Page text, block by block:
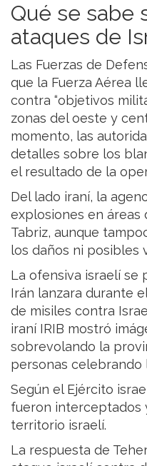
Qué se sabe
ataques de
Las Fuerzas de
que la Fuerza Aérea
contra “objetivos
zonas del oeste y
momento, las
detalles sobre los
el resultado de la
Del lado iraní, la
explosiones en áreas
Tabriz, aunque
los daños ni posibles
La ofensiva israelí se
Irán lanzara durante
de misiles contra
iraní IRIB mostró
sobrevolando la
personas celebrando
Según el Ejército
fueron interceptados
territorio israelí.
La respuesta de